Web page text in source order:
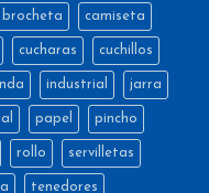
brocheta camiseta
cucharas cuchillos
industrial jarra
papel pincho
rollo servilletas
tenedores